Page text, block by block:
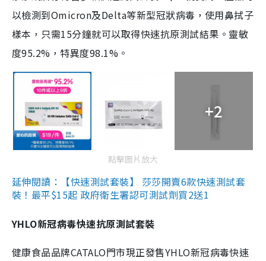
以檢測到Omicron及Delta等新型冠狀病毒，使用鼻拭子
樣本，只需15分鐘就可以取得快速抗原測試結果。靈敏
度95.2%，特異度98.1%。
+2
點擊圖片放大
延伸閱讀：【快速測試套裝】 莎莎開賣6款快速測試套
裝！最平$15起 政府衛生署認可測試劑買2送1
YHLO新冠病毒快速抗原測試套裝
健康食品品牌CATALO門市現正發售YHLO新冠病毒快速